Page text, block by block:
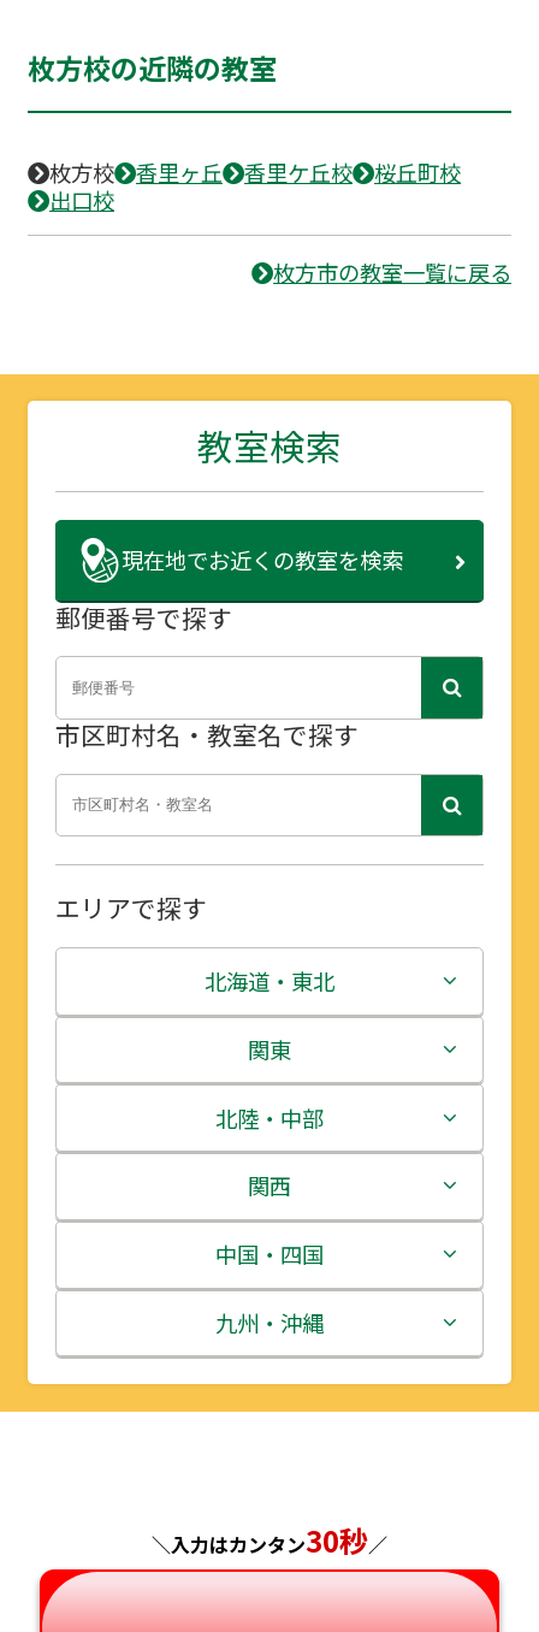
枚方校の近隣の教室
枚方校 香里ヶ丘 香里ケ丘校
桜丘町校
出口校
枚方市の教室一覧に戻る
教室検索
現在地でお近くの教室を検索
郵便番号で探す
市区町村名・教室名で探す
エリアで探す
北海道・東北
北海道
青森県
岩手県
宮城県
秋田県
山形県
関東
茨城県
栃木県
群馬県
埼玉県
千葉県
北陸・中部
新潟県
富山県
石川県
福井県
関西
三重県
滋賀県
京都府
中国・四国
鳥取県
島根県
九州・沖縄
福岡県
＼入力はカンタン30秒／